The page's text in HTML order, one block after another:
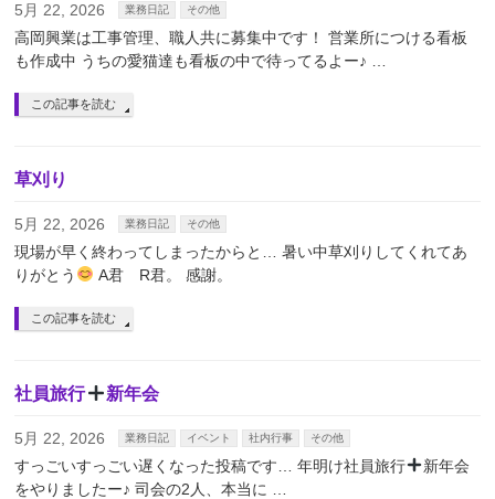
5月 22, 2026 業務日記 その他
高岡興業は工事管理、職人共に募集中です！ 営業所につける看板
も作成中 うちの愛猫達も看板の中で待ってるよー♪ …
この記事を読む
草刈り
5月 22, 2026 業務日記 その他
現場が早く終わってしまったからと… 暑い中草刈りしてくれてあ
りがとう
A君 R君。 感謝。
この記事を読む
社員旅行 新年会
5月 22, 2026 業務日記 イベント 社内行事 その他
すっごいすっごい遅くなった投稿です… 年明け社員旅行
新年会
をやりましたー♪ 司会の2人、本当に …